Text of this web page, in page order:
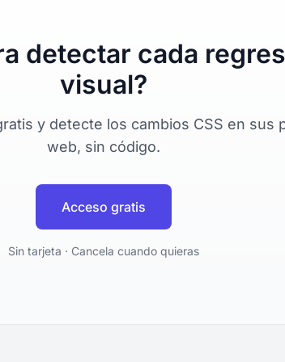
detectar cada
visual?
y detecte los cambios CSS en sus
web, sin código.
Acceso gratis
Sin tarjeta · Cancela cuando quieras